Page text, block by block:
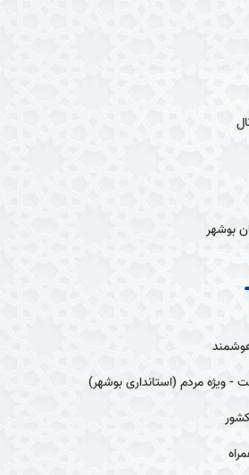
بوشهر
ویژه مردم (استانداری بوشهر)